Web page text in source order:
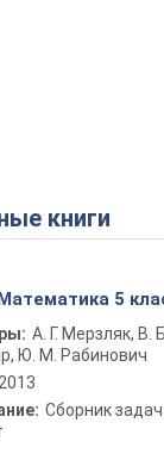
книги
5
А. Г. Мерзляк, В.
Ю. М. Рабинович
2013
Сборник